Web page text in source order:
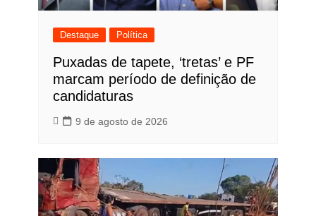
Destaque Política
Puxadas de tapete, ‘tretas’ e PF
marcam período de definição de
candidaturas
9 de agosto de 2026